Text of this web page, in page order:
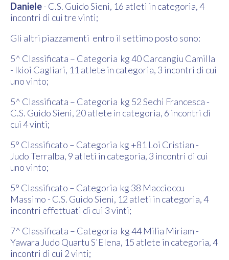
Daniele- C.S. Guido Sieni, 16 atleti in categoria, 4
incontri di cui tre vinti;
Gli altri piazzamenti entro il settimo posto sono:
5^ Classificata – Categoria kg 40 Carcangiu Camilla
- Ikioi Cagliari, 11 atlete in categoria, 3 incontri di cui
uno vinto;
5^ Classificata – Categoria kg 52 Sechi Francesca -
C.S. Guido Sieni, 20 atlete in categoria, 6 incontri di
cui 4 vinti;
5° Classificato – Categoria kg +81 Loi Cristian -
Judo Terralba, 9 atleti in categoria, 3 incontri di cui
uno vinto;
5° Classificato – Categoria kg 38 Maccioccu
Massimo - C.S. Guido Sieni, 12 atleti in categoria, 4
incontri effettuati di cui 3 vinti;
7^ Classificata – Categoria kg 44 Milia Miriam -
Yawara Judo Quartu S'Elena, 15 atlete in categoria, 4
incontri di cui 2 vinti;